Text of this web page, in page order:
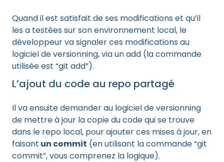
Quand il est satisfait de ses modifications et qu’il
les a testées sur son environnement local, le
développeur va signaler ces modifications au
logiciel de versionning, via un add (la commande
utilisée est “git add”).
L’ajout du code au repo partagé
Il va ensuite demander au logiciel de versionning
de mettre à jour la copie du code qui se trouve
dans le repo local, pour ajouter ces mises à jour, en
faisant un commit (en utilisant la commande “git
commit”, vous comprenez la logique).